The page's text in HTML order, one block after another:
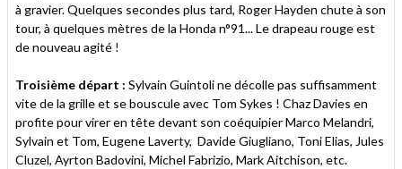
à gravier. Quelques secondes plus tard, Roger Hayden chute à son
tour, à quelques mètres de la Honda n°91... Le drapeau rouge est
de nouveau agité !
Troisième départ : Sylvain Guintoli ne décolle pas suffisamment
vite de la grille et se bouscule avec Tom Sykes ! Chaz Davies en
profite pour virer en tête devant son coéquipier Marco Melandri,
Sylvain et Tom, Eugene Laverty, Davide Giugliano, Toni Elias, Jules
Cluzel, Ayrton Badovini, Michel Fabrizio, Mark Aitchison, etc.